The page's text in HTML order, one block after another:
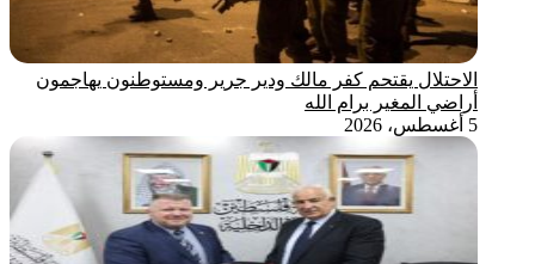
الاحتلال يقتحم كفر مالك ودير جرير ومستوطنون يهاجمون
أراضي المغير برام الله
5 أغسطس، 2026